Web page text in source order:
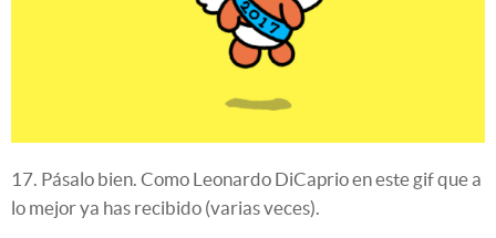
17. Pásalo bien. Como Leonardo DiCaprio en este gif que a
lo mejor ya has recibido (varias veces).